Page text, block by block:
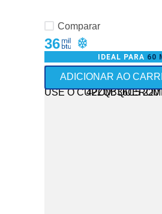
Comparar
36
IDEAL PARA 60
+Vendido
Frete Grátis - somente
USE O CUPOM:
ADICIONAR AO